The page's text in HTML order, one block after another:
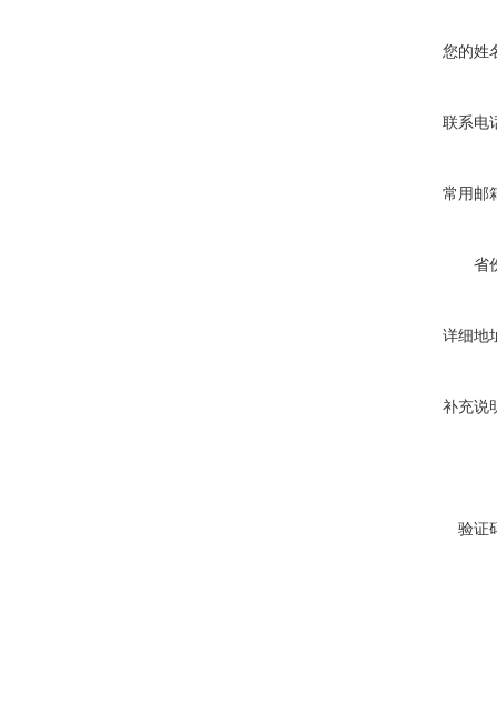
您的姓
联系电
常用邮
省
详细地
补充说
验证